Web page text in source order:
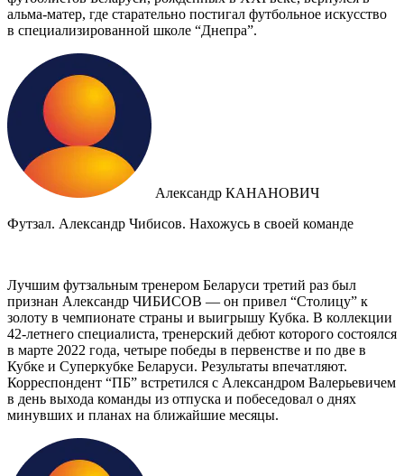
альма-матер, где старательно постигал футбольное искусство
в специализированной школе “Днепра”.
Александр КАНАНОВИЧ
Футзал. Александр Чибисов. Нахожусь в своей команде
Лучшим футзальным тренером Беларуси третий раз был
признан Александр ЧИБИСОВ — он привел “Столицу” к
золоту в чемпионате страны и выигрышу Кубка. В коллекции
42-летнего специалиста, тренерский дебют которого состоялся
в марте 2022 года, четыре победы в первенстве и по две в
Кубке и Суперкубке Беларуси. Результаты впечатляют.
Корреспондент “ПБ” встретился с Александром Валерьевичем
в день выхода команды из отпуска и побеседовал о днях
минувших и планах на ближайшие месяцы.